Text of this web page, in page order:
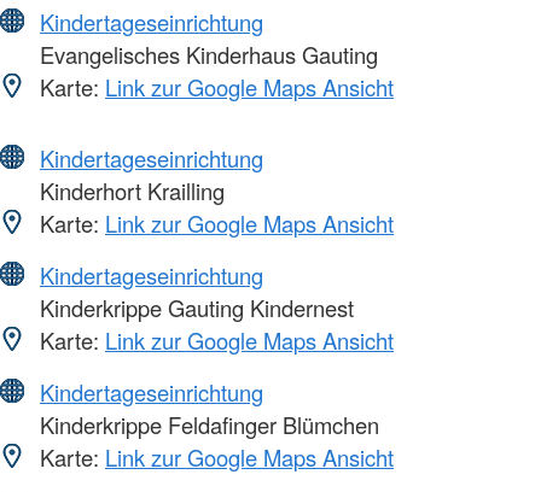
Kindertageseinrichtung
Evangelisches Kinderhaus Gauting
Karte: Link zur Google Maps Ansicht
Kindertageseinrichtung
Kinderhort Krailling
Karte: Link zur Google Maps Ansicht
Kindertageseinrichtung
Kinderkrippe Gauting Kindernest
Karte: Link zur Google Maps Ansicht
Kindertageseinrichtung
Kinderkrippe Feldafinger Blümchen
Karte: Link zur Google Maps Ansicht